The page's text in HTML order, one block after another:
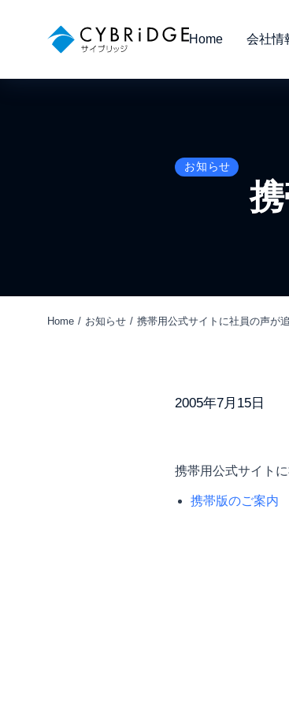
Home 会社情
お知らせ
You are here:
Home お知らせ 携帯用公式サイトに社員の声が
2005年7月15日
携帯用公式サイト
携帯版のご案内